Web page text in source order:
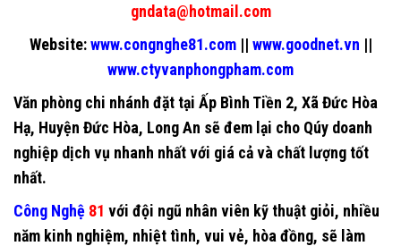
gndata@hotmail.com
Website:www.congnghe81.com || www.goodnet.vn ||
www.ctyvanphongpham.com
Văn phòng chi nhánh đặt tại Ấp Bình Tiền 2, Xã Đức Hòa
Hạ, Huyện Đức Hòa, Long An sẽ đem lại cho Qúy doanh
nghiệp dịch vụ nhanh nhất với giá cả và chất lượng tốt
nhất.
Công Nghệ 81 với đội ngũ nhân viên kỹ thuật giỏi, nhiều
năm kinh nghiệm, nhiệt tình, vui vẻ, hòa đồng, sẽ làm